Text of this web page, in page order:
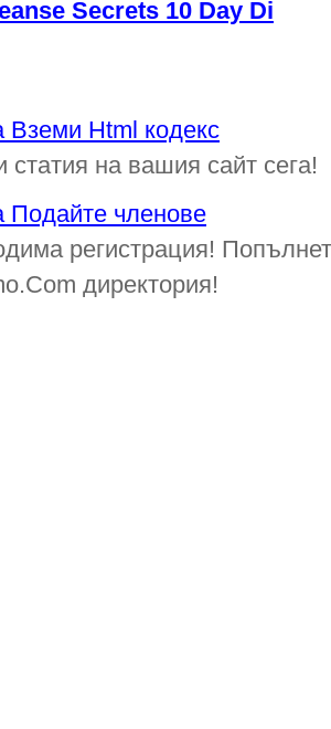
Secrets 10 Day Di
Вземи Html кодекс
статия на вашия сайт сега!
Подайте членове
регистрация!
директория!